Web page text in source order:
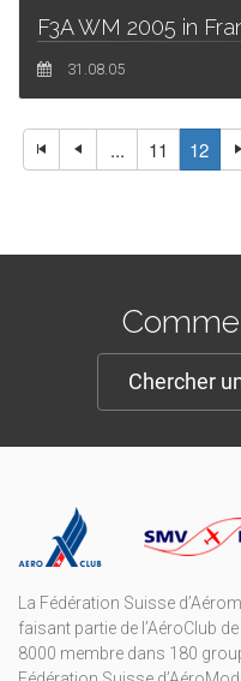
F3A WM 2005 in
31.08.05
... 11 12
Chercher
La Fédération Suisse
faisant partie de l’AéroClub
8000 membre dans 180